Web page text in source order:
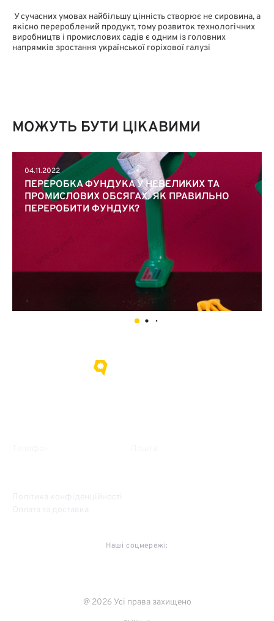
У сучасних умовах найбільшу цінність створює не сировина, а
якісно перероблений продукт, тому розвиток технологічних
виробництв і промислових садів є одним із головних
напрямків зростання української горіхової галузі
МОЖУТЬ БУТИ ЦІКАВИМИ
04.11.2022
ПЕРЕРОБКА ФУНДУКА У НЕВЕЛИКИХ ТА
ПРОМИСЛОВИХ ОБСЯГАХ. ЯК ПРАВИЛЬНО
ПЕРЕРОБИТИ ФУНДУК?
Політика конфіденційності
Оплата та доставка
Наші соцмережі:
@ 2026 Усі права захищено